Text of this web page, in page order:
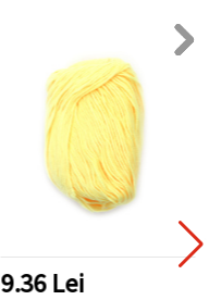
9.36 Lei